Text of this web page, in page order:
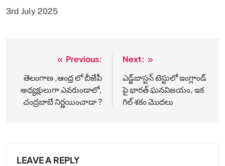
3rd July 2025
navigation
Previous:
తెలంగాణ ,ఆంధ్ర లో బీజేపీ
అధ్యక్షులుగా ఎవరుండాలో,
చంద్రబాబే నిర్ణయించాడా ?
Next:
ఎడ్జ్‌బాస్టన్‌ టెస్టులో ఇంగ్లాండ్
పై భారత్ ఘనవిజయం, ఇక
గిల్ శకం మొదలు
LEAVE A REPLY